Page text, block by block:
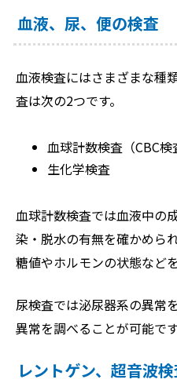
血液、尿、便の検査
血液検査にはさまざまな種
査は次の2つです。
血球計数検査（CBC検
生化学検査
血球計数検査では血液中の
染・脱水の有無を確かめら
糖値やホルモンの状態など
尿検査では泌尿器系の異常
異常を調べることが可能です
レントゲン、超音波